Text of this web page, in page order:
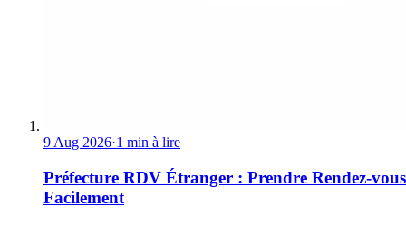
9 Aug 2026·1 min à lire
Préfecture RDV Étranger : Prendre Rendez-vous
Facilement